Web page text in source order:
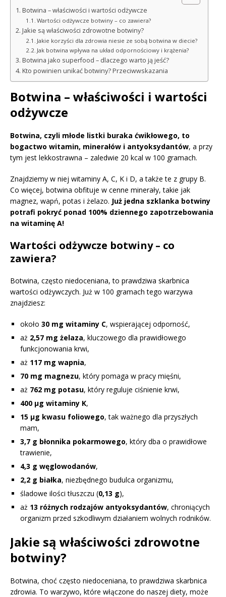
Botwina – właściwości i wartości odżywcze
Wartości odżywcze botwiny – co zawiera?
Jakie są właściwości zdrowotne botwiny?
Jakie korzyści dla zdrowia niesie ze sobą botwina w diecie?
Jak botwina wpływa na układ odpornościowy i krążenia?
Botwina jako superfood – dlaczego warto ją jeść?
Kto powinien unikać botwiny? Przeciwwskazania
Botwina – właściwości i wartości
odżywcze
Botwina, czyli młode listki buraka ćwikłowego, to
bogactwo witamin, minerałów i antyoksydantów, a przy
tym jest lekkostrawna – zaledwie 20 kcal w 100 gramach.
Znajdziemy w niej witaminy A, C, K i D, a także te z grupy B.
Co więcej, botwina obfituje w cenne minerały, takie jak
magnez, wapń, potas i żelazo. Już jedna szklanka botwiny
potrafi pokryć ponad 100% dziennego zapotrzebowania
na witaminę A!
Wartości odżywcze botwiny – co
zawiera?
Botwina, często niedoceniana, to prawdziwa skarbnica
wartości odżywczych. Już w 100 gramach tego warzywa
znajdziesz:
około 30 mg witaminy C, wspierającej odporność,
aż 2,57 mg żelaza, kluczowego dla prawidłowego
funkcjonowania krwi,
aż 117 mg wapnia,
70 mg magnezu, który pomaga w pracy mięśni,
aż 762 mg potasu, który reguluje ciśnienie krwi,
400 µg witaminy K,
15 µg kwasu foliowego, tak ważnego dla przyszłych
mam,
3,7 g błonnika pokarmowego, który dba o prawidłowe
trawienie,
4,3 g węglowodanów,
2,2 g białka, niezbędnego budulca organizmu,
śladowe ilości tłuszczu (0,13 g),
aż 13 różnych rodzajów antyoksydantów, chroniących
organizm przed szkodliwym działaniem wolnych rodników.
Jakie są właściwości zdrowotne
botwiny?
Botwina, choć często niedoceniana, to prawdziwa skarbnica
zdrowia. To warzywo, które włączone do naszej diety, może